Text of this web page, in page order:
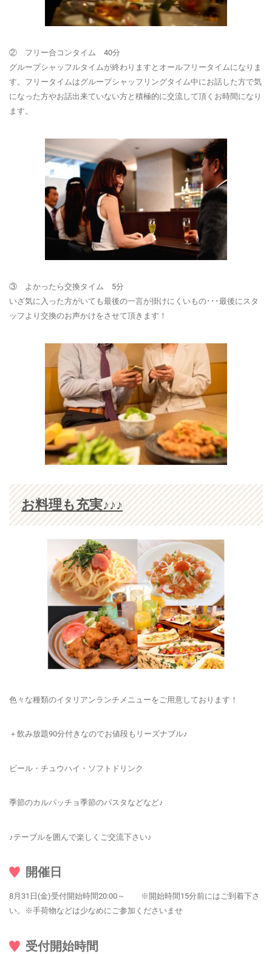
② フリー合コンタイム 40分
グループシャッフルタイムが終わりますとオールフリータイムになりま
す。フリータイムはグループシャッフリングタイム中にお話した方で気
になった方やお話出来ていない方と積極的に交流して頂くお時間になり
ます。
③ よかったら交換タイム 5分
いざ気に入った方がいても最後の一言が掛けにくいもの･･･最後にスタ
ッフより 交換のお声かけをさせて頂きます！
お料理も充実♪♪♪
色々な種類のイタリアンランチメニューをご用意しております！
＋飲み放題90分付きなのでお値段もリーズナブル♪
ビール・チュウハイ・ソフトドリンク
季節のカルパッチョ季節のパスタなどなど♪
♪テーブルを囲んで楽しくご交流下さい♪
開催日
8月31日(金)受付開始時間20:00～ ※開始時間15分前にはご到着下さ
い。※手荷物などは少なめにご参加くださいませ
受付開始時間